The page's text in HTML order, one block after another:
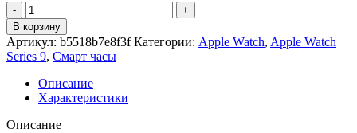
Количество
товара
Apple
Watch
Series
9
45mm
Midnight
Aluminium
В корзину
Артикул: b5518b7e8f3fКатегории: Apple Watch, Apple Watch
Series 9, Смарт часы
Описание
Характеристики
Описание